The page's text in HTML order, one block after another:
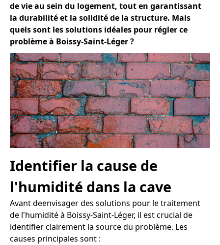
de vie au sein du logement, tout en garantissant
la durabilité et la solidité de la structure. Mais
quels sont les solutions idéales pour régler ce
problème à Boissy-Saint-Léger ?
Identifier la cause de
l'humidité dans la cave
Avant deenvisager des solutions pour le traitement
de l'humidité à Boissy-Saint-Léger, il est crucial de
identifier clairement la source du problème. Les
causes principales sont :